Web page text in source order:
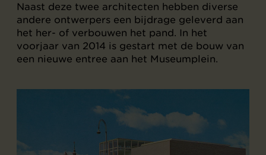
Naast deze twee architecten hebben diverse
andere ontwerpers een bijdrage geleverd aan
het her- of verbouwen het pand. In het
voorjaar van 2014 is gestart met de bouw van
een nieuwe entree aan het Museumplein.